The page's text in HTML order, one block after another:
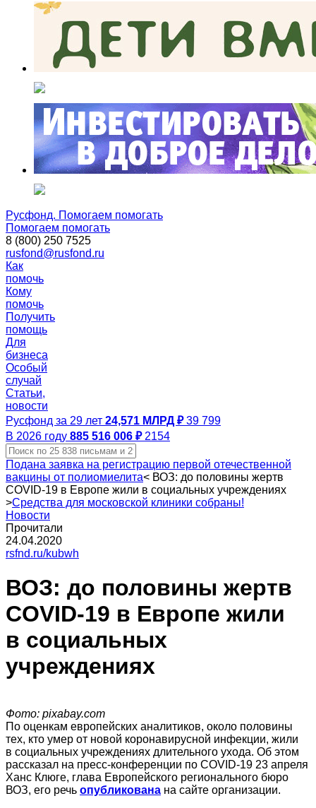
Русфонд. Помогаем помогать
Помогаем помогать
8 (800) 250 7525
rusfond@rusfond.ru
Как
помочь
Кому
помочь
Получить
помощь
Для
бизнеса
Особый
случай
Статьи,
новости
Русфонд за 29 лет 24,571 МЛРД ₽ 39 799
В 2026 году 885 516 006 ₽ 2154
Подана заявка на регистрацию первой отечественной
вакцины от полиомиелита< ВОЗ: до половины жертв
COVID-19 в Европе жили в социальных учреждениях
>Средства для московской клиники собраны!
Новости
Прочитали
24.04.2020
rsfnd.ru/kubwh
ВОЗ: до половины жертв
COVID-19 в Европе жили
в социальных
учреждениях
Фото: pixabay.com
По оценкам европейских аналитиков, около половины
тех, кто умер от новой коронавирусной инфекции, жили
в социальных учреждениях длительного ухода. Об этом
рассказал на пресс-конференции по COVID‑19 23 апреля
Ханс Клюге, глава Европейского регионального бюро
ВОЗ, его речь опубликована на сайте организации.